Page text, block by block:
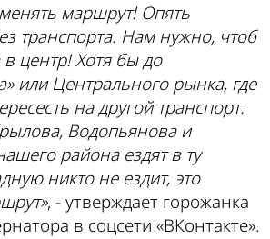
маршрут! Опять
транспорта. Нам нужно, чтоб
центр! Хотя бы до
или Центрального рынка, где
на другой транспорт.
Водопьянова и
района ездят в ту
никто не ездит, это
, - утверждает горожанка
в соцсети «ВКонтакте».